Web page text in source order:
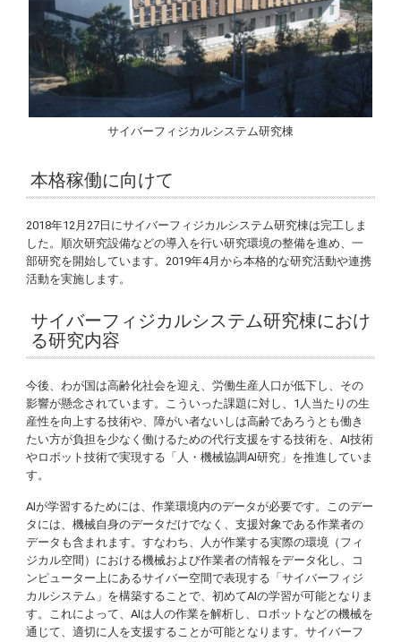
サイバーフィジカルシステム研究棟
本格稼働に向けて
2018年12月27日にサイバーフィジカルシステム研究棟は完工しま
した。順次研究設備などの導入を行い研究環境の整備を進め、一
部研究を開始しています。2019年4月から本格的な研究活動や連携
活動を実施します。
サイバーフィジカルシステム研究棟におけ
る研究内容
今後、わが国は高齢化社会を迎え、労働生産人口が低下し、その
影響が懸念されています。こういった課題に対し、1人当たりの生
産性を向上する技術や、障がい者ないしは高齢であろうとも働き
たい方が負担を少なく働けるための代行支援をする技術を、AI技術
やロボット技術で実現する「人・機械協調AI研究」を推進していま
す。
AIが学習するためには、作業環境内のデータが必要です。このデー
タには、機械自身のデータだけでなく、支援対象である作業者の
データも含まれます。すなわち、人が作業する実際の環境（フィ
ジカル空間）における機械および作業者の情報をデータ化し、コ
ンピューター上にあるサイバー空間で表現する「サイバーフィジ
カルシステム」を構築することで、初めてAIの学習が可能となりま
す。これによって、AIは人の作業を解析し、ロボットなどの機械を
通じて、適切に人を支援することが可能となります。サイバーフ